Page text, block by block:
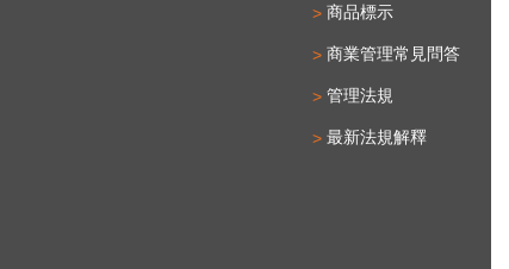
商品標示
商業管理常見問答
管理法規
最新法規解釋